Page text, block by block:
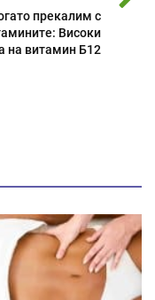
прекалим с
Високи
на витамин Б12